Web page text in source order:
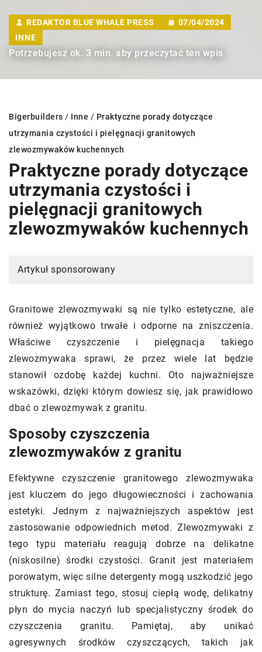
REDAKTOR BLUE WHALE PRESS
07/04/2024
INNE
Potrzebujesz ok. 3 min. aby przeczytać ten wpis
Bigerbuilders / Inne / Praktyczne porady dotyczące
utrzymania czystości i pielęgnacji granitowych
zlewozmywaków kuchennych
Praktyczne porady dotyczące
utrzymania czystości i
pielęgnacji granitowych
zlewozmywaków kuchennych
Artykuł sponsorowany
Granitowe zlewozmywaki są nie tylko estetyczne, ale
również wyjątkowo trwałe i odporne na zniszczenia.
Właściwe czyszczenie i pielęgnacja takiego
zlewozmywaka sprawi, że przez wiele lat będzie
stanowił ozdobę każdej kuchni. Oto najważniejsze
wskazówki, dzięki którym dowiesz się, jak prawidłowo
dbać o zlewozmywak z granitu.
Sposoby czyszczenia
zlewozmywaków z granitu
Efektywne czyszczenie granitowego zlewozmywaka
jest kluczem do jego długowieczności i zachowania
estetyki. Jednym z najważniejszych aspektów jest
zastosowanie odpowiednich metod. Zlewozmywaki z
tego typu materiału reagują dobrze na delikatne
(niskosilne) środki czystości. Granit jest materiałem
porowatym, więc silne detergenty mogą uszkodzić jego
strukturę. Zamiast tego, stosuj ciepłą wodę, delikatny
płyn do mycia naczyń lub specjalistyczny środek do
czyszczenia granitu. Pamiętaj, aby unikać
agresywnych środków czyszczących, takich jak